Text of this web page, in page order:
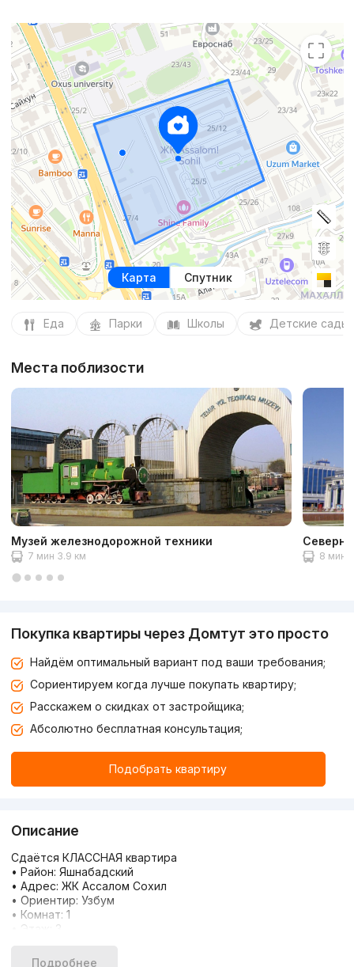
Карта Спутник
Еда Парки Школы Детские сады
Места поблизости
Музей железнодорожной техники
7 мин 3.9 км 8 мин
Покупка квартиры через Домтут это просто
Найдём оптимальный вариант под ваши требования;
Сориентируем когда лучше покупать квартиру;
Расскажем о скидках от застройщика;
Абсолютно бесплатная консультация;
Подобрать квартиру
Описание
Сдаётся КЛАССНАЯ квартира
• Район: Яшнабадский
• Адрес: ЖК Ассалом Сохил
• Ориентир: Узбум
• Комнат: 1
• Этаж: 3
• Площадь: 40 м2
Подробнее